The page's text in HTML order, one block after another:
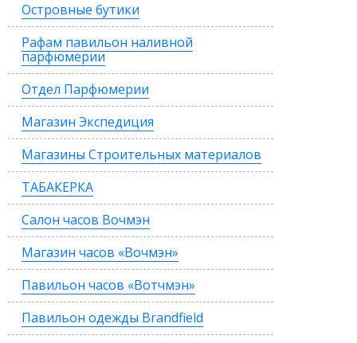
Островные бутики
Рафам павильон наливной
парфюмерии
Отдел Парфюмерии
Магазин Экспедиция
Магазины Строительных материалов
ТАБАКЕРКА
Салон часов Вочмэн
Магазин часов «Вочмэн»
Павильон часов «Вотчмэн»
Павильон одежды Brandfield